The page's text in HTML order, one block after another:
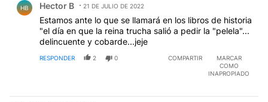
HB Hector B 21 DE JULIO DE 2022
Estamos ante lo que se llamará en los libros de historia
"el día en que la reina trucha salió a pedir la "pelela"...
delincuente y cobarde...jeje
RESPONDER 2 0 COMPARTIR
MARCAR
COMO
INAPROPIADO